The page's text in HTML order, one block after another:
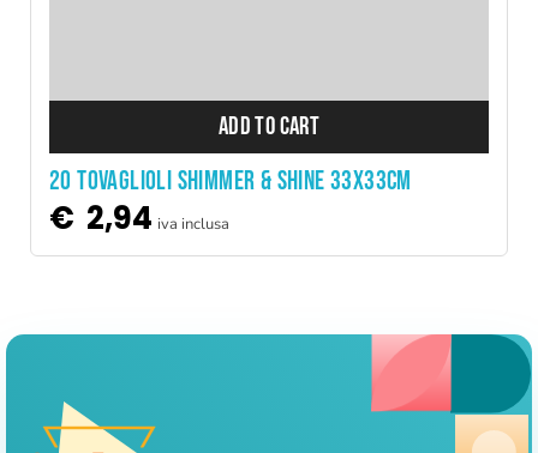
ADD TO CART
20 TOVAGLIOLI SHIMMER & SHINE 33X33CM
€ 2,94 iva inclusa